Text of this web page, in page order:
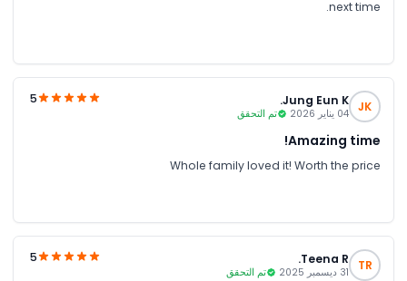
next time.
JK
Jung Eun K.
04 يناير 2026 تم التحقق
5
Amazing time!
Whole family loved it! Worth the price
TR
Teena R.
31 ديسمبر 2025 تم التحقق
5